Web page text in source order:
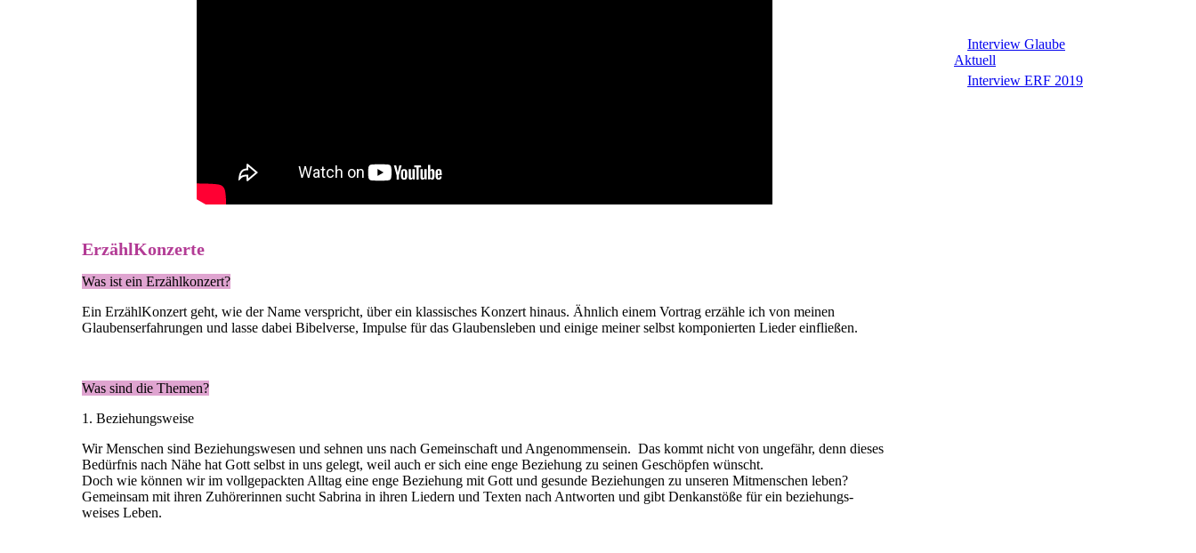
ErzählKonzerte
Was ist ein Erzählkonzert?
Ein ErzählKonzert geht, wie der Name verspricht, über ein klassisches Konzert hinaus. Ähnlich einem Vortrag erzähle ich von meinen
Glaubenserfahrungen und lasse dabei Bibelverse, Impulse für das Glaubensleben und einige meiner selbst komponierten Lieder einfließen.
Was sind die Themen?
1. Beziehungsweise
Wir Menschen sind Beziehungswesen und sehnen uns nach Gemeinschaft und Angenommensein. Das kommt nicht von ungefähr, denn dieses
Bedürfnis nach Nähe hat Gott selbst in uns gelegt, weil auch er sich eine enge Beziehung zu seinen Geschöpfen wünscht.
Doch wie können wir im vollgepackten Alltag eine enge Beziehung mit Gott und gesunde Beziehungen zu unseren Mitmenschen leben?
Gemeinsam mit ihren Zuhörerinnen sucht Sabrina in ihren Liedern und Texten nach Antworten und gibt Denkanstöße für ein beziehungs-
weises Leben.
Interview Glaube
Aktuell
Interview ERF 2019